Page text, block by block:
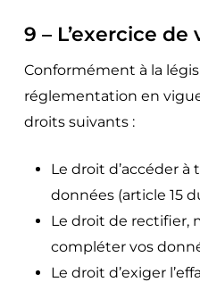
9 – L’exercice de
Conformément à la
réglementation en
droits suivants :
Le droit d’accéder
données (article 15
Le droit de rectifier,
compléter vos
Le droit d’exiger